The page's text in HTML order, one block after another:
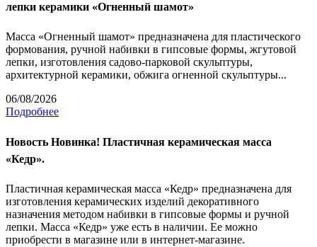
лепки керамики «Огненный шамот»
Масса «Огненный шамот» предназначена для пластического
формования, ручной набивки в гипсовые формы, жгутовой
лепки, изготовления садово-парковой скульптуры,
архитектурной керамики, обжига огненной скульптуры...
06/08/2026
Подробнее
Новость Новинка! Пластичная керамическая масса
«Кедр».
Пластичная керамическая масса «Кедр» предназначена для
изготовления керамических изделий декоративного
назначения методом набивки в гипсовые формы и ручной
лепки. Масса «Кедр» уже есть в наличии. Ее можно
приобрести в магазине или в интернет-магазине.